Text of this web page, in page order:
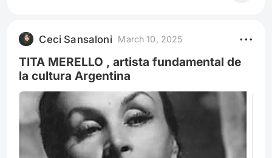
fueron los mejores de la noche. La alfombra roja
tuvo muchos looks memorables y otros que es
mejor destinar al olvido. Como su
Ceci Sansaloni March 10, 2025
TITA MERELLO , artista fundamental de
la cultura Argentina